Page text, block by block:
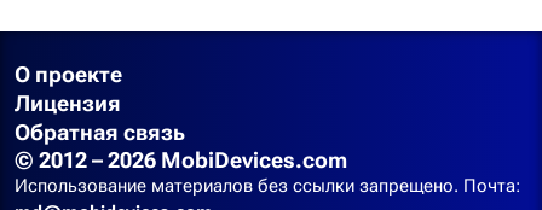
О проекте
Лицензия
Обратная связь
© 2012 – 2026 MobiDevices.com
Использование материалов без ссылки запрещено. Почта: